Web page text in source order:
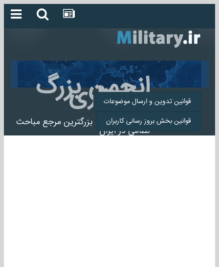
انجمن بزرگ
میلیتاری
انجمن میلیتاری بزرگترین مرجع مباحث
نظامی در ایران
قوانین تدوین و ارسال موضوعات
قوانین بخش بروز رسانی کاربران